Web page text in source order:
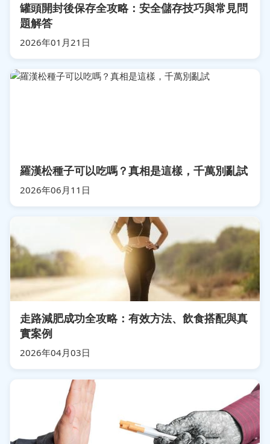
罐頭開封後保存全攻略：安全儲存技巧與常見問
題解答
2026年01月21日
羅漢松種子可以吃嗎？真相是這樣，千萬別亂試
2026年06月11日
走路減肥成功全攻略：有效方法、飲食搭配與真
實案例
2026年04月03日